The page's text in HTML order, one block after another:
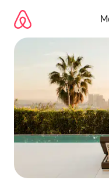
directement
contenu